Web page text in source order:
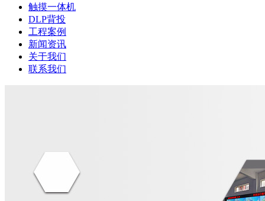
触摸一体机
DLP背投
工程案例
新闻资讯
关于我们
联系我们